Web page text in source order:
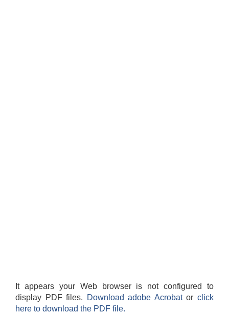
It appears your Web browser is not configured to
display PDF files.
Download adobe Acrobatorclick
here to download the PDF file.